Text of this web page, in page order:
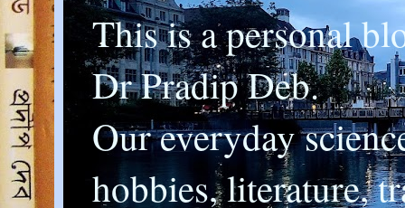
This is a personal
Dr Pradip Deb.
Our everyday
hobbies, literature,